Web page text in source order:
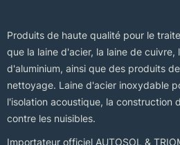
Produits de haute qualité pour le
que la laine d'acier, la laine de cuivre,
d'aluminium, ainsi que des produits
nettoyage. Laine d'acier inoxydable
l'isolation acoustique, la construction
contre les nuisibles.
Importateur officiel AUTOSOL &